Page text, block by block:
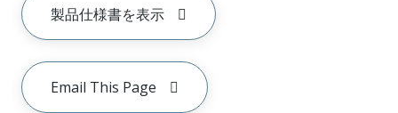
製品仕様書を表示
Email This Page